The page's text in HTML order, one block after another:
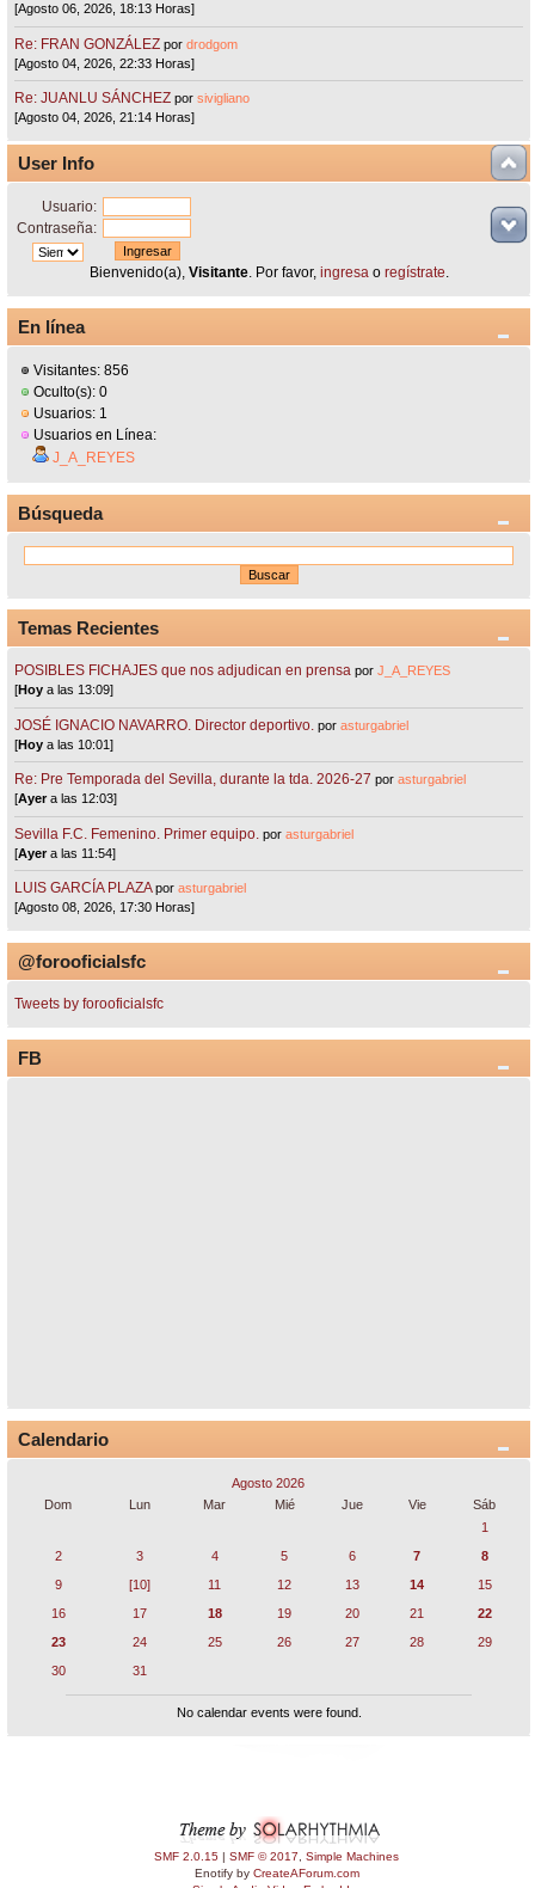
[Agosto 06, 2026, 18:13 Horas]
Re: FRAN GONZÁLEZ pordrodgom
[Agosto 04, 2026, 22:33 Horas]
Re: JUANLU SÁNCHEZ porsivigliano
[Agosto 04, 2026, 21:14 Horas]
User Info
Usuario:
Contraseña:
Bienvenido(a), Visitante. Por favor, ingresao regístrate.
En línea
Visitantes: 856
Oculto(s): 0
Usuarios: 1
Usuarios en Línea:
J_A_REYES
Búsqueda
Temas Recientes
POSIBLES FICHAJES que nos adjudican en prensa porJ_A_REYES
[Hoy a las 13:09]
JOSÉ IGNACIO NAVARRO. Director deportivo. porasturgabriel
[Hoy a las 10:01]
Re: Pre Temporada del Sevilla, durante la tda. 2026-27 porasturgabriel
[Ayera las 12:03]
Sevilla F.C. Femenino. Primer equipo. porasturgabriel
[Ayera las 11:54]
LUIS GARCÍA PLAZA porasturgabriel
[Agosto 08, 2026, 17:30 Horas]
@forooficialsfc
Tweets by forooficialsfc
FB
Calendario
Agosto 2026
Dom
Lun Mar Mié Jue Vie
Sáb
1
2
3 4 5 6 7
8
9
[10] 11 12 13 14
15
16
17 18 19 20 21
22
23
24 25 26 27 28
29
30
31
No calendar events were found.
SMF 2.0.15 | SMF © 2017
Simple Machines
Enotify by CreateAForum.com